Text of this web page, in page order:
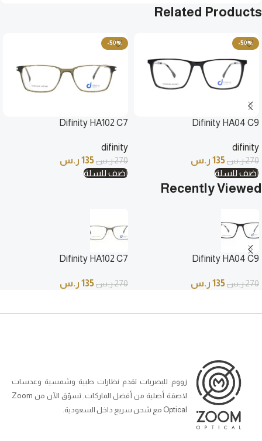
Related Products
-50%
Difinity HA04 C9
difinity
270ر.س135 ر.س
أضف للسلة
-50%
Difinity HA102 C7
difinity
270ر.س135 ر.س
أضف للسلة
Recently Viewed
Difinity HA04 C9
270ر.س135 ر.س
Difinity HA102 C7
270ر.س135 ر.س
زووم للبصريات تقدم نظارات طبية وشمسية وعدسات
لاصقة أصلية من أفضل الماركات. تسوّق الآن من Zoom
Optical مع شحن سريع داخل السعودية.